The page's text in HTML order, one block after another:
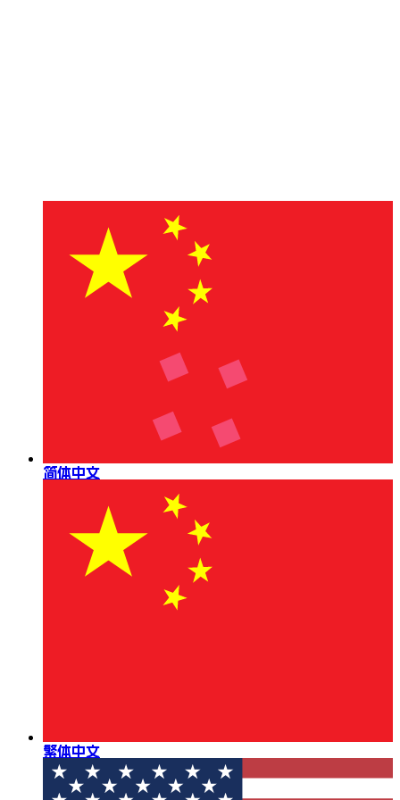
简体中文
繁体中文